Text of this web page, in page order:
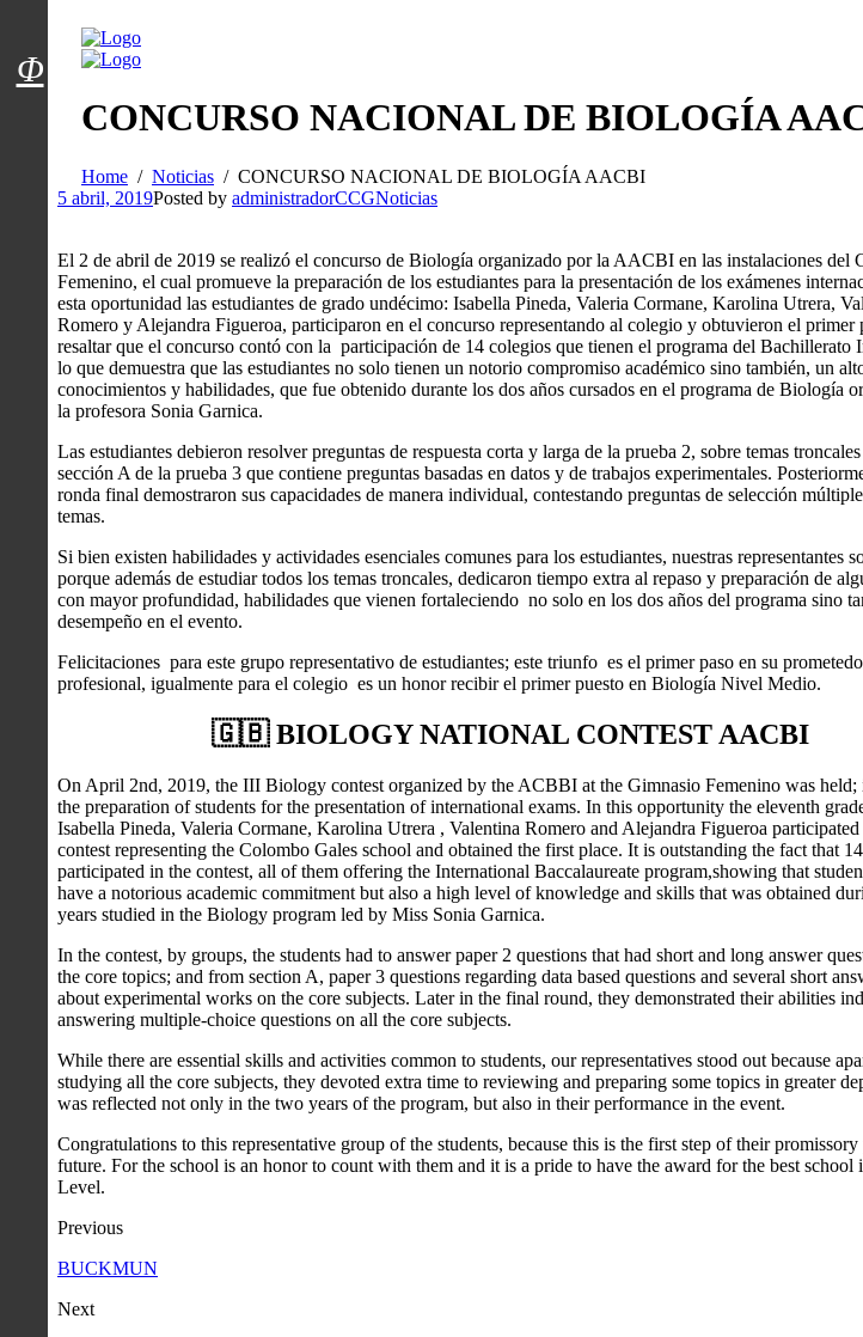
Menú usuarios
CONCURSO NACIONAL DE BIOLOGÍA
Home Noticias
CONCURSO NACIONAL DE BIOLOGÍA AACBI
5 abril, 2019Posted by administradorCCGNoticias
El 2 de abril de 2019 se realizó el concurso de Biología organizado por la AACBI en las instalaciones del
Femenino, el cual promueve la preparación de los estudiantes para la presentación de los exámenes
esta oportunidad las estudiantes de grado undécimo: Isabella Pineda, Valeria Cormane, Karolina Utrera,
Romero y Alejandra Figueroa, participaron en el concurso representando al colegio y obtuvieron el primer
resaltar que el concurso contó con la participación de 14 colegios que tienen el programa del Bachillerato
lo que demuestra que las estudiantes no solo tienen un notorio compromiso académico sino también, un
conocimientos y habilidades, que fue obtenido durante los dos años cursados en el programa de Biología
la profesora Sonia Garnica.
Las estudiantes debieron resolver preguntas de respuesta corta y larga de la prueba 2, sobre temas
sección A de la prueba 3 que contiene preguntas basadas en datos y de trabajos experimentales.
ronda final demostraron sus capacidades de manera individual, contestando preguntas de selección
temas.
Si bien existen habilidades y actividades esenciales comunes para los estudiantes, nuestras representantes
porque además de estudiar todos los temas troncales, dedicaron tiempo extra al repaso y preparación de
con mayor profundidad, habilidades que vienen fortaleciendo no solo en los dos años del programa sino
desempeño en el evento.
Felicitaciones para este grupo representativo de estudiantes; este triunfo es el primer paso en su
profesional, igualmente para el colegio es un honor recibir el primer puesto en Biología Nivel Medio.
🇬🇧 BIOLOGY NATIONAL CONTEST AACBI
On April 2nd, 2019, the III Biology contest organized by the ACBBI at the Gimnasio Femenino was held;
the preparation of students for the presentation of international exams. In this opportunity the eleventh
Isabella Pineda, Valeria Cormane, Karolina Utrera , Valentina Romero and Alejandra Figueroa
contest representing the Colombo Gales school and obtained the first place. It is outstanding the fact that
participated in the contest, all of them offering the International Baccalaureate program,showing that
have a notorious academic commitment but also a high level of knowledge and skills that was obtained
years studied in the Biology program led by Miss Sonia Garnica.
In the contest, by groups, the students had to answer paper 2 questions that had short and long answer
the core topics; and from section A, paper 3 questions regarding data based questions and several short
about experimental works on the core subjects. Later in the final round, they demonstrated their abilities
answering multiple-choice questions on all the core subjects.
While there are essential skills and activities common to students, our representatives stood out because
studying all the core subjects, they devoted extra time to reviewing and preparing some topics in greater
was reflected not only in the two years of the program, but also in their performance in the event.
Congratulations to this representative group of the students, because this is the first step of their promissory
future. For the school is an honor to count with them and it is a pride to have the award for the best
Level.
Previous
BUCKMUN
Next
Φ